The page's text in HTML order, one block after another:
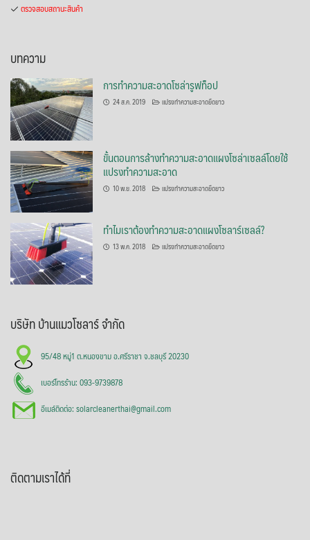
ตรวจสอบสถานะสินค้า
บทความ
การทำความสะอาดโซล่ารูฟท็อป
24 ส.ค. 2019 แปรงทำความสะอาดยืดยาว
ขั้นตอนการล้างทำความสะอาดแผงโซล่าเซลล์โดยใช้
แปรงทำความสะอาด
10 พ.ย. 2018 แปรงทำความสะอาดยืดยาว
ทำไมเราต้องทำความสะอาดแผงโซลาร์เซลล์?
13 พ.ค. 2018 แปรงทำความสะอาดยืดยาว
บริษัท บ้านแมวโซลาร์ จำกัด
95/48 หมู่1 ต.หนองขาม อ.ศรีราชา จ.ชลบุรี 20230
เบอร์โทรร้าน: 093-9739878
อีเมล์ติดต่อ: solarcleanerthai@gmail.com
ติดตามเราได้ที่